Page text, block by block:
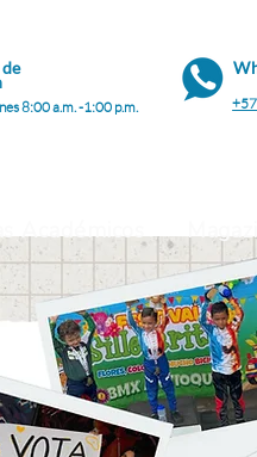
8:00 a.m. -1:00 p.m.
Académicos